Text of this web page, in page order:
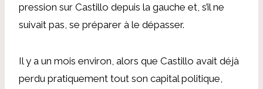
pression sur Castillo depuis la gauche et, s’il ne
suivait pas, se préparer à le dépasser.
Il y a un mois environ, alors que Castillo avait déjà
perdu pratiquement tout son capital politique,